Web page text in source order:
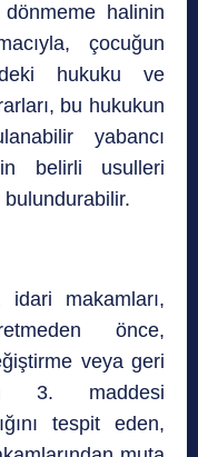
halinin
çocuğun
hukuku ve
bu hukukun
yabancı
belirli usulleri
makamları,
önce,
veya geri
3. maddesi
tespit eden,